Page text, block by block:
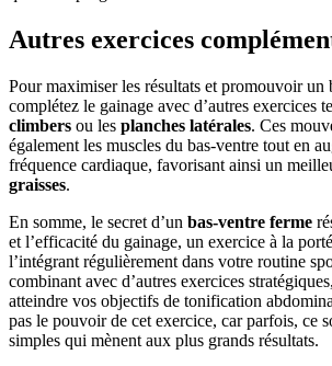
Autres exercices
Pour maximiser les résultats et promouvoir un
complétez le gainage avec d’autres exercices
climbers ou les planches latérales. Ces
également les muscles du bas-ventre tout en
fréquence cardiaque, favorisant ainsi un
graisses.
En somme, le secret d’un bas-ventre ferme
et l’efficacité du gainage, un exercice à la
l’intégrant régulièrement dans votre routine
combinant avec d’autres exercices
atteindre vos objectifs de tonification
pas le pouvoir de cet exercice, car parfois, ce
simples qui mènent aux plus grands résultats.